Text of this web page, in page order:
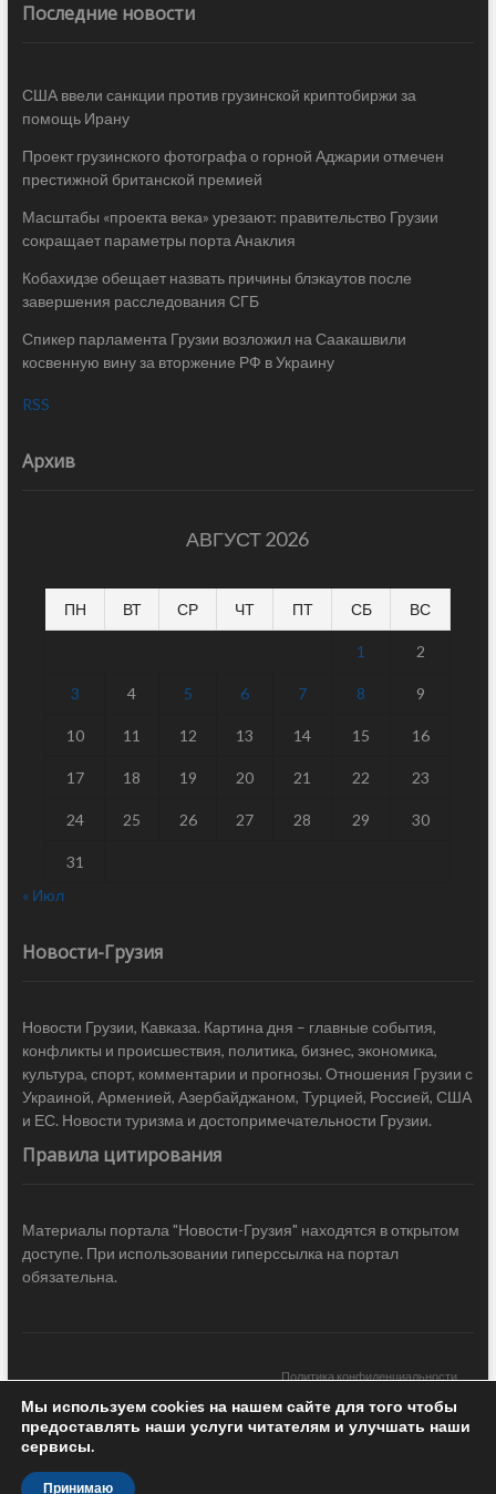
Последние новости
США ввели санкции против грузинской криптобиржи за
помощь Ирану
Проект грузинского фотографа о горной Аджарии отмечен
престижной британской премией
Масштабы «проекта века» урезают: правительство Грузии
сокращает параметры порта Анаклия
Кобахидзе обещает назвать причины блэкаутов после
завершения расследования СГБ
Спикер парламента Грузии возложил на Саакашвили
косвенную вину за вторжение РФ в Украину
RSS
Архив
АВГУСТ 2026
ПН ВТ СР ЧТ ПТ СБ ВС
1 2
3 4 5 6 7 8 9
10 11 12 13 14 15 16
17 18 19 20 21 22 23
24 25 26 27 28 29 30
31
« Июл
Новости-Грузия
Новости Грузии, Кавказа. Картина дня – главные события,
конфликты и происшествия, политика, бизнес, экономика,
культура, спорт, комментарии и прогнозы. Отношения Грузии с
Украиной, Арменией, Азербайджаном, Турцией, Россией, США
и ЕС. Новости туризма и достопримечательности Грузии.
Правила цитирования
Материалы портала "Новости-Грузия" находятся в открытом
доступе. При использовании гиперссылка на портал
обязательна.
Политика конфиденциальности
Новости Грузии| Black Sea Press LTD © 2020 All Rights Reserved /
Design & development —
Мы используем cookies на нашем сайте для того чтобы
предоставлять наши услуги читателям и улучшать наши
сервисы.
Принимаю